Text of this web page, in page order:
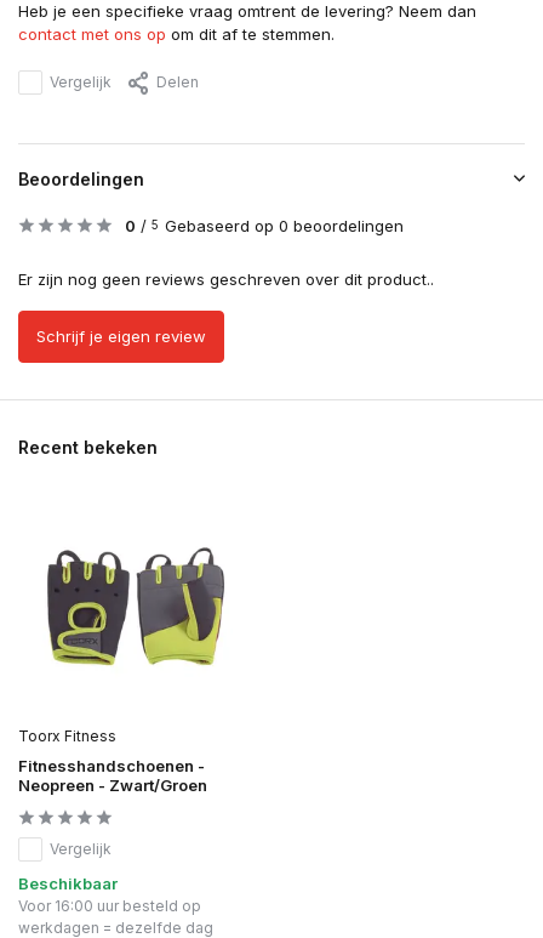
Heb je een specifieke vraag omtrent de levering? Neem dan
contact met ons op om dit af te stemmen.
Vergelijk Delen
Beoordelingen
0 / 5 Gebaseerd op 0 beoordelingen
Er zijn nog geen reviews geschreven over dit product..
Schrijf je eigen review
Recent bekeken
Toorx Fitness
Fitnesshandschoenen -
Neopreen - Zwart/Groen
Vergelijk
Beschikbaar
Voor 16:00 uur besteld op
werkdagen = dezelfde dag